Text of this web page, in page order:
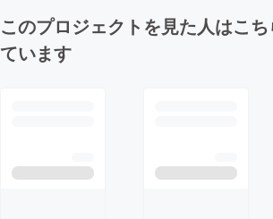
このプロジェクトを見た人はこ
ています